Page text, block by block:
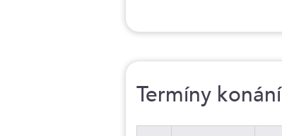
Termíny konání